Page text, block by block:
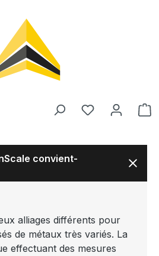
convient-
alliages différents pour
de métaux très variés. La
effectuant des mesures